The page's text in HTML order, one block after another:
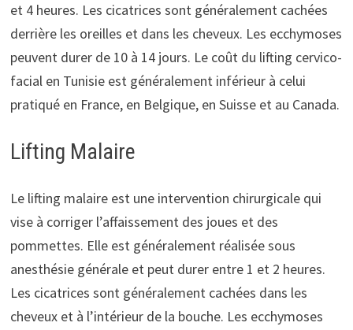
et 4 heures. Les cicatrices sont généralement cachées
derrière les oreilles et dans les cheveux. Les ecchymoses
peuvent durer de 10 à 14 jours. Le coût du lifting cervico-
facial en Tunisie est généralement inférieur à celui
pratiqué en France, en Belgique, en Suisse et au Canada.
Lifting Malaire
Le lifting malaire est une intervention chirurgicale qui
vise à corriger l’affaissement des joues et des
pommettes. Elle est généralement réalisée sous
anesthésie générale et peut durer entre 1 et 2 heures.
Les cicatrices sont généralement cachées dans les
cheveux et à l’intérieur de la bouche. Les ecchymoses